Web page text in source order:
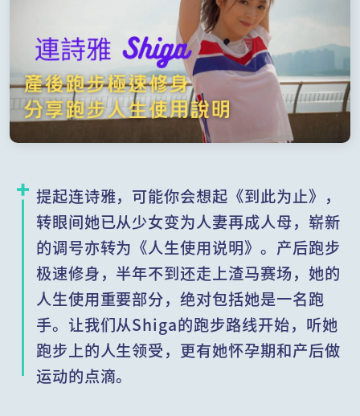
提起连诗雅，可能你会想起《到此为止》，
转眼间她已从少女变为人妻再成人母，崭新
的调号亦转为《人生使用说明》。产后跑步
极速修身，半年不到还走上渣马赛场，她的
人生使用重要部分，绝对包括她是一名跑
手。让我们从Shiga的跑步路线开始，听她
跑步上的人生领受，更有她怀孕期和产后做
运动的点滴。